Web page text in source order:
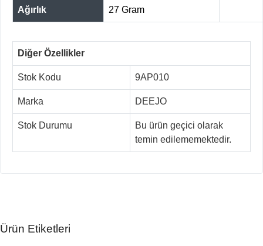
Ağırlık 27 Gram
Diğer Özellikler
Stok Kodu 9AP010
Marka DEEJO
Stok Durumu
Bu ürün geçici olarak
temin edilememektedir.
Ürün Etiketleri